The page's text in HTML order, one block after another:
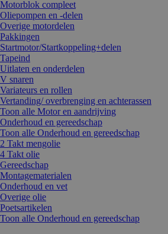
Motorblok compleet
Oliepompen en -delen
Overige motordelen
Pakkingen
Startmotor/Startkoppeling+delen
Tapeind
Uitlaten en onderdelen
V snaren
Variateurs en rollen
Vertanding/ overbrenging en achterassen
Toon alle Motor en aandrijving
Onderhoud en gereedschap
Toon alle Onderhoud en gereedschap
2 Takt mengolie
4 Takt olie
Gereedschap
Montagematerialen
Onderhoud en vet
Overige olie
Poetsartikelen
Toon alle Onderhoud en gereedschap